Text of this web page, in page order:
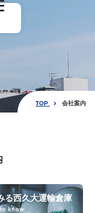
TOP 会社案内
る西久大運輸倉庫
know